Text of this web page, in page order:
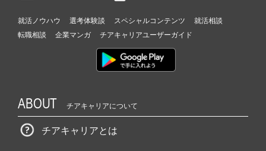
就活ノウハウ 選考体験談 スペシャルコンテンツ
就活相談
転職相談
企業マンガ チアキャリアユーザーガイド
ABOUT チアキャリアについて
チアキャリアとは